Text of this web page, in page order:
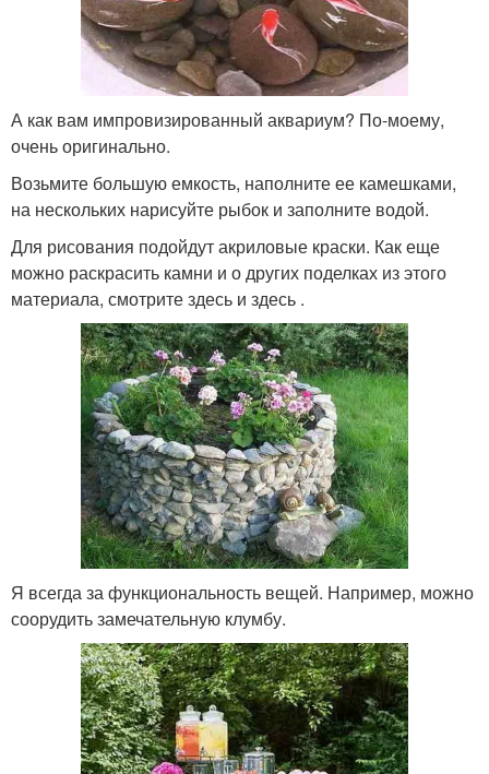
А как вам импровизированный аквариум? По-моему,
очень оригинально.
Возьмите большую емкость, наполните ее камешками,
на нескольких нарисуйте рыбок и заполните водой.
Для рисования подойдут акриловые краски. Как еще
можно раскрасить камни и о других поделках из этого
материала, смотрите здесь и здесь .
Я всегда за функциональность вещей. Например, можно
соорудить замечательную клумбу.